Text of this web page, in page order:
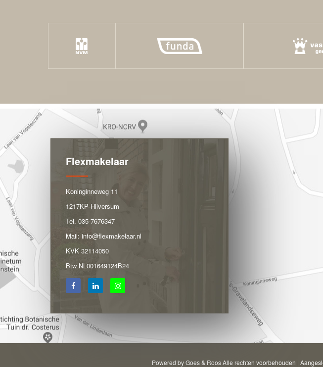
Flexmakelaar
Koninginneweg 11
1217KP Hilversum
Tel. 035-7676347
Mail: info@flexmakelaar.nl
KVK 32114050
Btw NL001649124B24
Powered by Goes & Roos Alle rechten voorbehouden |